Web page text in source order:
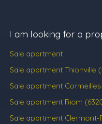
I am looking for a
Sale apartment
Sale apartment Thionville
Sale apartment
Sale apartment Riom
Sale apartment Clermont-